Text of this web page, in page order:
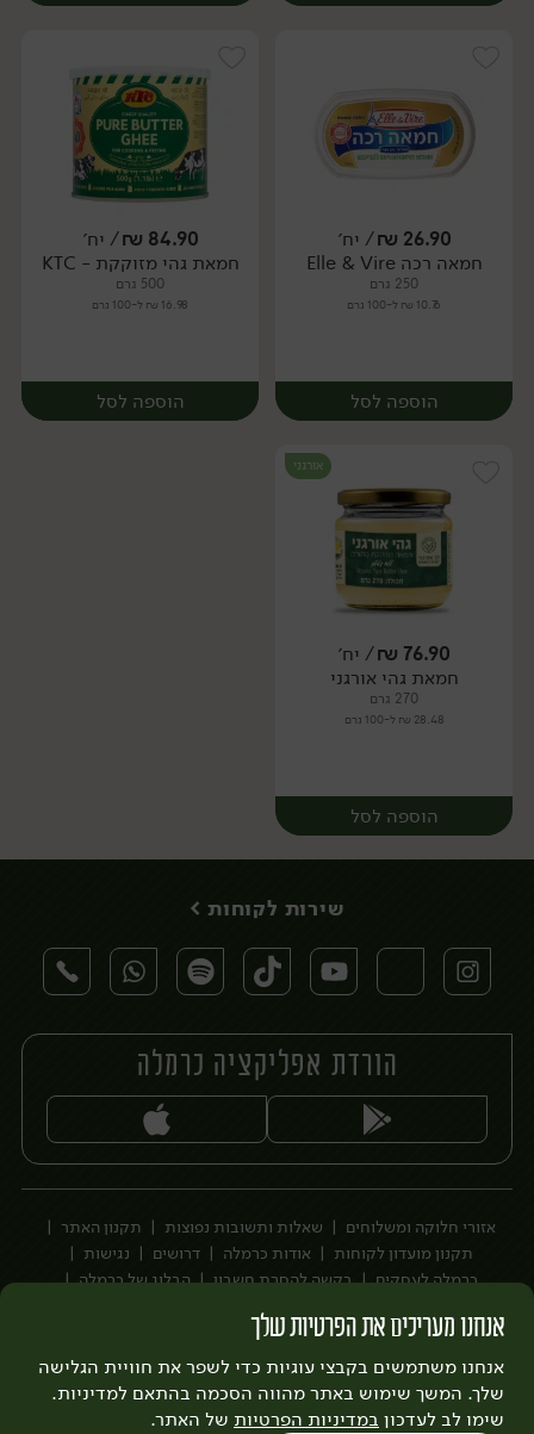
יח׳ יח׳
26.90
₪/ יח׳
חמאה רכה Elle & Vire
250 גרם
10.76 ₪ ל-100 גרם
הוספה לסל
יח׳
84.90
₪/ יח׳
חמאת גהי מזוקקת - KTC
500 גרם
16.98 ₪ ל-100 גרם
הוספה לסל
אורגני
76.90
₪/ יח׳
חמאת גהי אורגני
270 גרם
28.48 ₪ ל-100 גרם
הוספה לסל
יח׳
אנחנו מעריכים את הפרטיות שלך
אנחנו משתמשים בקבצי עוגיות כדי לשפר את חוויית הגלישה
שלך. המשך שימוש באתר מהווה הסכמה בהתאם למדיניות.
שימו לב לעדכון במדיניות הפרטיות של האתר.
שירות לקוחות >
הורדת אפליקציה כרמלה
אזורי חלוקה ומשלוחים שאלות ותשובות נפוצות
תקנון האתר
תקנון מועדון לקוחות
אודות כרמלה דרושים
נגישות
כרמלה לעסקים
בקשה להסרת חשבון
הבלוג של כרמלה
עיצוב:3bearsפיתוח:Quatro